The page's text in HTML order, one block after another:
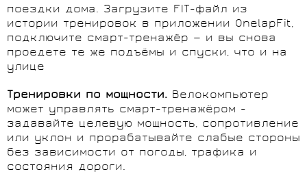
поездки дома. Загрузите FIT-файл из
истории тренировок в приложении OnelapFit,
подключите смарт-тренажёр — и вы снова
проедете те же подъёмы и спуски, что и на
улице
Тренировки по мощности. Велокомпьютер
может управлять смарт-тренажёром -
задавайте целевую мощность, сопротивление
или уклон и прорабатывайте слабые стороны
без зависимости от погоды, трафика и
состояния дороги.